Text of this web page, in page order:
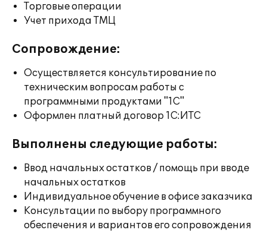
Торговые операции
Учет прихода ТМЦ
Сопровождение:
Осуществляется консультирование по
техническим вопросам работы с
программными продуктами "1С"
Оформлен платный договор 1С:ИТС
Выполнены следующие работы:
Ввод начальных остатков / помощь при вводе
начальных остатков
Индивидуальное обучение в офисе заказчика
Консультации по выбору программного
обеспечения и вариантов его сопровождения